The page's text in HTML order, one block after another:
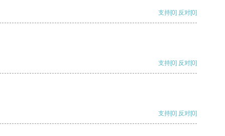
支持[0] 反对[0]
支持[0] 反对[0]
支持[0] 反对[0]